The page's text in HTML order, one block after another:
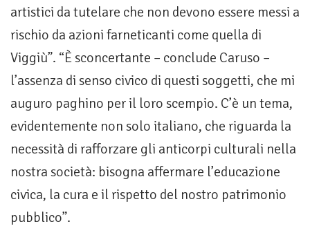
artistici da tutelare che non devono essere messi a
rischio da azioni farneticanti come quella di
Viggiù”. “È sconcertante – conclude Caruso –
l’assenza di senso civico di questi soggetti, che mi
auguro paghino per il loro scempio. C’è un tema,
evidentemente non solo italiano, che riguarda la
necessità di rafforzare gli anticorpi culturali nella
nostra società: bisogna affermare l’educazione
civica, la cura e il rispetto del nostro patrimonio
pubblico”.